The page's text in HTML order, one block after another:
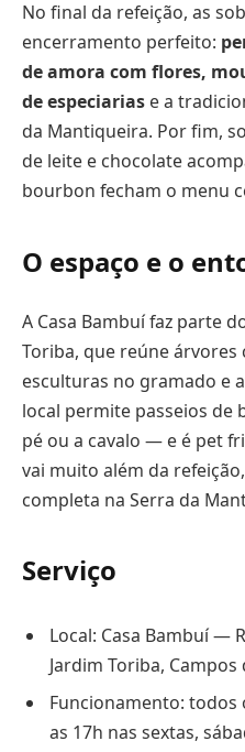
No final da refeição, as
encerramento perfeito:
de amora com flores,
de especiarias e a
da Mantiqueira. Por fim,
de leite e chocolate
bourbon fecham o menu
O espaço e o
A Casa Bambuí faz parte
Toriba, que reúne árvores
esculturas no gramado e
local permite passeios de
pé ou a cavalo — e é pet
vai muito além da
completa na Serra da
Serviço
Local: Casa Bambuí —
Jardim Toriba, Campos
Funcionamento: todos
as 17h nas sextas,